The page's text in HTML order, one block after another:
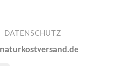
DATENSCHUTZ
naturkostversand.de